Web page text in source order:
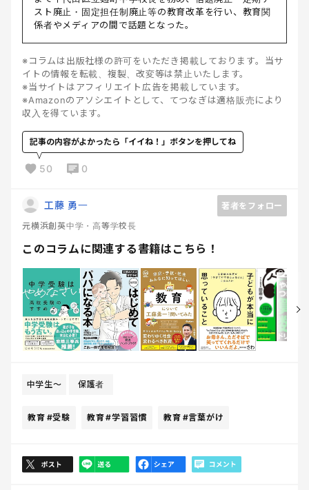
スト廃止・固定担任制廃止等の教育改革を行い、教育関
係者やメディアの間で話題となった。
※コラムは出版社様の許可をいただき掲載しております。当サ
イトの情報を転載、複製、改変等は禁止いたします。
※当サイトはアフィリエイト広告を掲載しています。
※Amazonのアソシエイトとして、てつなぎは適格販売により
収入を得ています。
記事の内容がよかったら「イイね！」ボタンを押してね
50 0
工藤 勇一
著者をフォロー
元横浜創英中学・高等学校長
このコラムに関連する書籍はこちら！
中学生〜 保護者
教育 #受験 教育#学習習慣 教育 #言葉がけ